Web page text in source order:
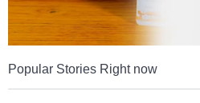
Popular Stories Right now